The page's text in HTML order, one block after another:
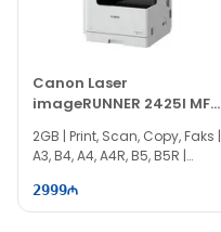
Canon Laser
imageRUNNER 2425I MFP
4293C004
2GB | Print, Scan, Copy, Faks |
A3, B4, A4, A4R, B5, B5R |
2999